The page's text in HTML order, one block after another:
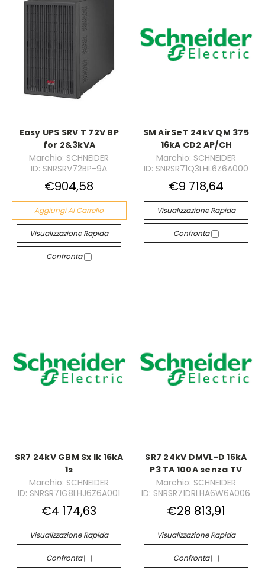
Easy UPS SRV T 72V BP
for 2&3kVA
Marchio: SCHNEIDER
ID: SNRSRV72BP-9A
€904,58
Aggiungi Al Carrello
Visualizzazione Rapida
Confronta
SM AirSeT 24kV QM 375
16kA CD2 AP/CH
Marchio: SCHNEIDER
ID: SNRSR71Q3LHL6Z6A000
€9 718,64
Visualizzazione Rapida
Confronta
SR7 24kV GBM Sx Ik 16kA
1s
Marchio: SCHNEIDER
ID: SNRSR71G8LHJ6Z6A001
€4 174,63
Visualizzazione Rapida
Confronta
SR7 24kV DMVL-D 16kA
P3 TA 100A senza TV
Marchio: SCHNEIDER
ID: SNRSR71DRLHA6W6A006
€28 813,91
Visualizzazione Rapida
Confronta